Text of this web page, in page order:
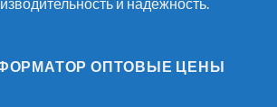
и надежность.
ОПТОВЫЕ ЦЕНЫ